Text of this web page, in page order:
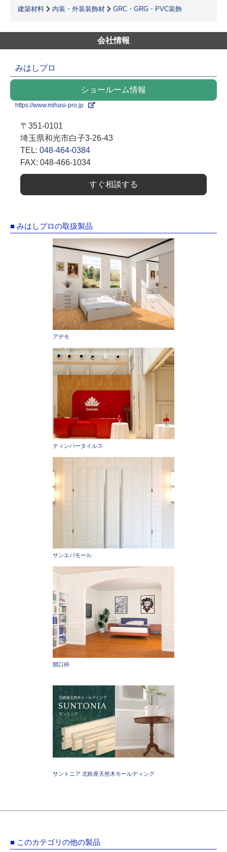
建築材料 内装・外装装飾材 GRC・GRG・PVC装飾
会社情報
みはしプロ
ショールーム情報
https://www.mihasi-pro.jp
〒351-0101
埼玉県和光市白子3-26-43
TEL: 048-464-0384
FAX: 048-466-1034
すぐ相談する
■ みはしプロの取扱製品
アデモ
ティンバータイルス
サンエバモール
開口枠
サントニア 北欧産天然木モールディング
■ このカテゴリの他の製品